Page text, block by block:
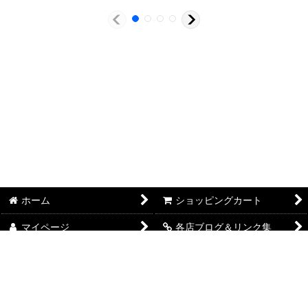
ホーム ショッピングカート
マイページ 各店ブログ＆リンク集